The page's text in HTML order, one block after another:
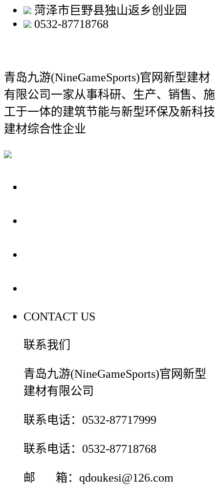
菏泽市巨野县独山返乡创业园
0532-87718768
青岛九游(NineGameSports)官网新型建材
有限公司一家从事科研、生产、销售、施
工于一体的建筑节能与新型环保及新科技
建材综合性企业
CONTACT US
联系我们
青岛九游(NineGameSports)官网新型
建材有限公司
联系电话：0532-87717999
联系电话：0532-87718768
邮 箱：qdoukesi@126.com